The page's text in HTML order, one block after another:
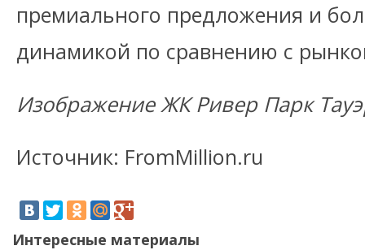
премиального предложения и
динамикой по сравнению с
Изображение ЖК Ривер Парк
Источник: FromMillion.ru
Интересные материалы